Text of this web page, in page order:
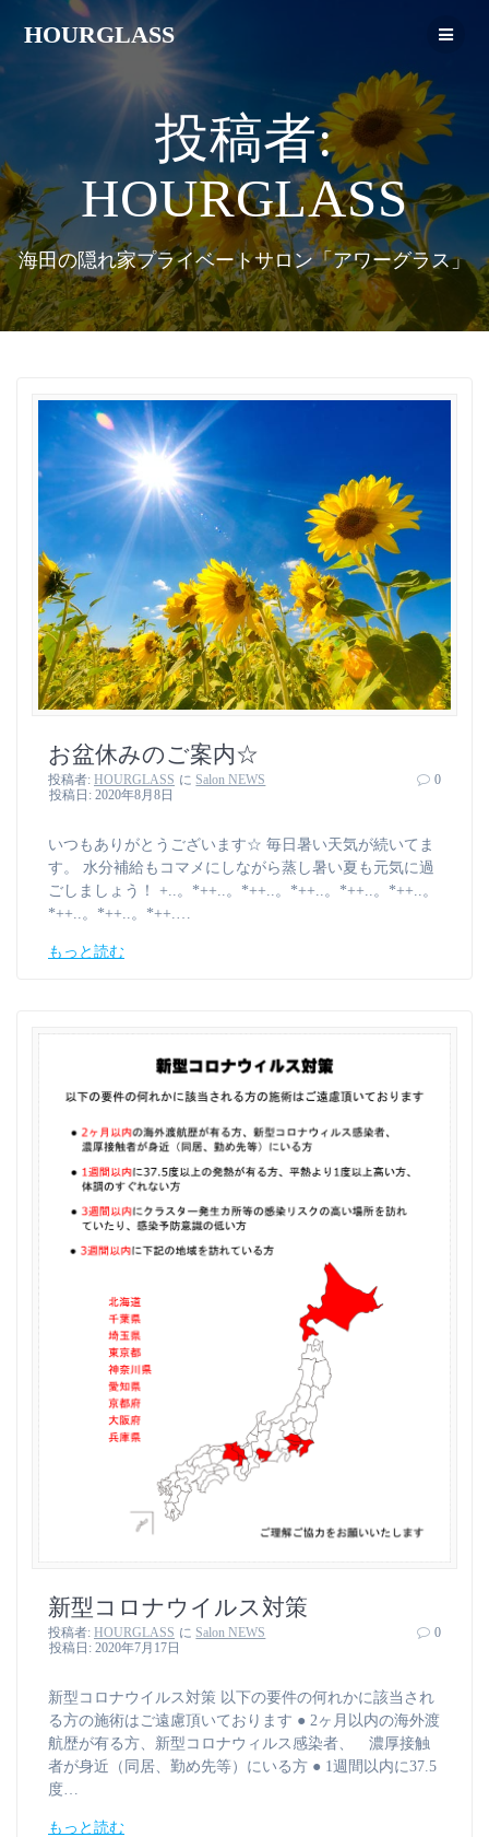
HOURGLASS
投稿者:
HOURGLASS
海田の隠れ家プライベートサロン「アワーグラス」
お盆休みのご案内☆
投稿者: HOURGLASS に Salon NEWS
投稿日: 2020年8月8日
0
いつもありがとうございます☆ 毎日暑い天気が続いてま
す。 水分補給もコマメにしながら蒸し暑い夏も元気に過
ごしましょう！ +..。*++..。*++..。*++..。*++..。*++..。
*++..。*++..。*++.…
もっと読む
新型コロナウイルス対策
投稿者: HOURGLASS に Salon NEWS
投稿日: 2020年7月17日
0
新型コロナウイルス対策 以下の要件の何れかに該当され
る方の施術はご遠慮頂いております ● 2ヶ月以内の海外渡
航歴が有る方、新型コロナウィルス感染者、 濃厚接触
者が身近（同居、勤め先等）にいる方 ● 1週間以内に37.5
度…
もっと読む